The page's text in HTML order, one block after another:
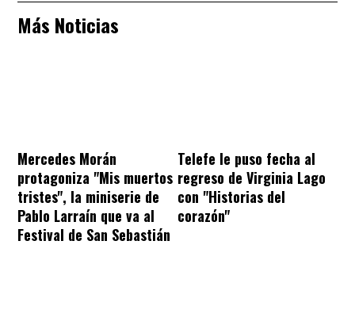
Más Noticias
Mercedes Morán
protagoniza "Mis muertos
tristes", la miniserie de
Pablo Larraín que va al
Festival de San Sebastián
Telefe le puso fecha al
regreso de Virginia Lago
con "Historias del
corazón"